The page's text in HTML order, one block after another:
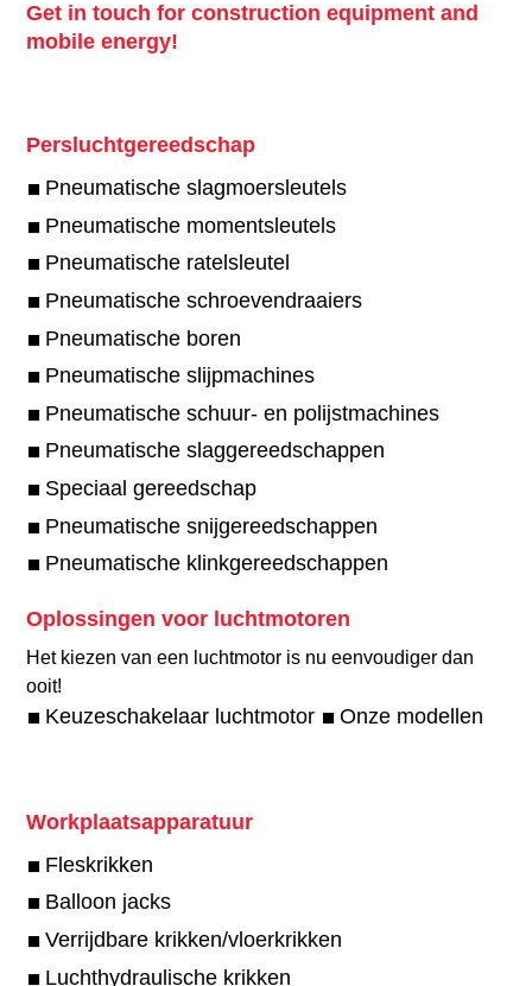
Get in touch for construction equipment and
mobile energy!
Persluchtgereedschap
Pneumatische slagmoersleutels
Pneumatische momentsleutels
Pneumatische ratelsleutel
Pneumatische schroevendraaiers
Pneumatische boren
Pneumatische slijpmachines
Pneumatische schuur- en polijstmachines
Pneumatische slaggereedschappen
Speciaal gereedschap
Pneumatische snijgereedschappen
Pneumatische klinkgereedschappen
Oplossingen voor luchtmotoren
Het kiezen van een luchtmotor is nu eenvoudiger dan
ooit!​
Keuzeschakelaar luchtmotor Onze modellen
Workplaatsapparatuur
Fleskrikken
Balloon jacks
Verrijdbare krikken/vloerkrikken
Luchthydraulische krikken